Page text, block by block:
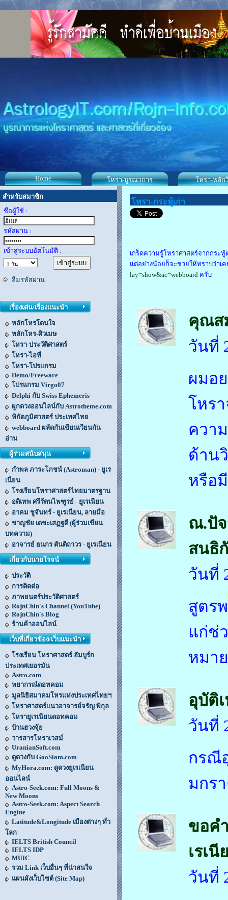
Home โหรา-บูรณาการ โหรา-หลัก
สำหรับสมาชิก
ชื่อผู้ใช้ :
รหัสผ่าน :
เข้าสู่ระบบอัตโนมัติ :
ลืมรหัสผ่าน
เรื่องเด่น/เรื่องแนะนำ
หลักโหรโดนใจ
หลักโหร-ศิวเมษ
โหรา-ประวัติศาสตร์
โหรา-ไอที
โหรา-โปรแกรม
Demo/Freeware
โปรแกรม Virgo07
Delphi กับ Swiss Ephemeris
ผูกดวงออนไลน์กับ Astrotheme.com
พิกัดภูมิศาสตร์ ประเทศไทย
webboard ผลัดกันเขียนเวียนกัน
อ่าน
ผู้ร่วมสนับสนุน
กำพล ภาระโภชน์ (Astroman) - ยูเร
เนียน
โรงเรียนโหราศาสตร์ไทยมาตรฐาน
อดิเทพ ศรีรัตนไพฑูรย์ - ยูเรเนียน
อาคม ชูจันทร์ - ยูเรเนียน, ลายมือ
ชาญชัย เดชะเสฏฐดี (ผู้ร่วมเขียน
บทความ)
อาจารย์ ธนกร ตันติถาวร - ยูเรเนียน
เกี่ยวกับนายโรจน์
ประวัติ
การติดต่อ
ภาพยนตร์ประวัติศาสตร์
RojnChin's Channel (YouTube)
RojnChin's Blog
ร้านค้าออนไลน์
เว็บที่เกี่ยวข้อง/เว็บแนะนำ
โรงเรียน โหราศาสตร์ ฮัมบูร์ก
ประเทศเยอรมัน
Astro.com
พยากรณ์ดอทคอม
มูลนิธิสมาคมโหรแห่งประเทศไทยฯ
โหราศาสตร์แนวอาจารย์จรัญ พิกุล
โหรายูเรเนียนดอทคอม
บ้านฮวงจุ้ย
วารสารโหราเวสม์
UranianSoft.com
ดูดวงกับ GooSiam.com
MyHora.com: ดูดวงยูเรเนียน
ออนไลน์
Astro-Seek.com: Full Moons &
New Moons
Astro-Seek.com: Aspect Search
Engine
Latitude&Longitude เมืองต่างๆ ทั่ว
โลก
IELTS British Council
IELTS IDP
MUIC
รวม Link เว็บอื่นๆ ที่น่าสนใจ
แผนผังเว็บไซต์ (Site Map)
โหรา-กระทู้เก่า
เกร็ดความรู้โหราศาสตร์จากกระ
แต่อย่างน้อยก็จะช่วยให้ทราบว่าเ
lay=show&ac=webboard ครับ
คุณส
วันที่
ผมอ
โหร
ควา
ด้าน
หรือ
ณ.ปัจ
สนธิ
วันที่
สูตร
แก่ช่
หมา
อุบัติ
วันที่
กรณี
มกร
ขอค
เรเ
วันที่